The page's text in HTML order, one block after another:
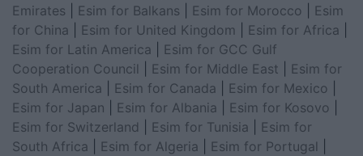
Emirates
Esim for Balkans Esim for Morocco
Esim
for China
Esim for United Kingdom Esim for Africa
Esim for Latin America
Esim for GCC Gulf
Cooperation Council
Esim for Middle East
Esim for
South America
Esim for Canada Esim for Mexico
Esim for Japan
Esim for Albania Esim for Kosovo
Esim for Switzerland
Esim for Tunisia
Esim for
South Africa
Esim for Algeria Esim for Portugal